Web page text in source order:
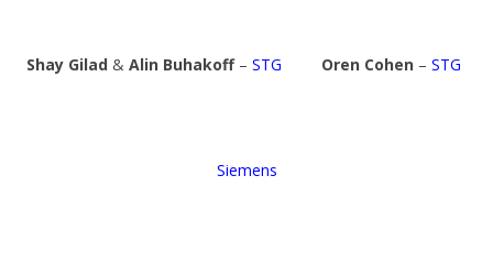
Shay Gilad & Alin Buhakoff– STG Oren Cohen – STG
Siemens